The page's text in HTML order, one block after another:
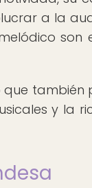
a la
son
que también
y la